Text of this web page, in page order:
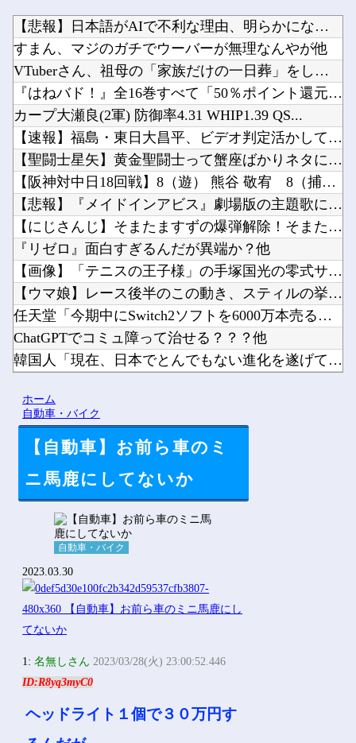
【悲報】日本語がAIで不利な理由、明らかになってしまう他
すまん、マジのガチでウーバーが無理なんやが他
VTuberさん、祖母の「家族だけの一日葬」をした結果ｗｗｗ...
『はねバド！』全16巻すべて「50％ポイント還元」セール！6...
カープ大瀬良(2軍) 防御率4.31 WHIP1.39 QS...
【速報】福島・東日大昌平、ビデオ判定活かして甲子園初勝利→い...
【聖闘士星矢】黄金聖闘士って蟹座ばかりネタにされますが牡牛座...
【阪神対中日18回戦】8（遊） 熊谷 敬宥 8（捕） 加藤 ...
【悲報】『メイドインアビス』劇場版の主題歌にVTuberが起...
【にじさんじ】そまたますずの爆弾解除！そまたま大げんかで草他
『リゼロ』面白すぎるんだが異端か？他
【画像】「テニスの王子様」の手塚国光の零式サーブ、ガチで強す...
【ウマ娘】レース後半のこの動き、スティルの挙動がやばすぎる。...
任天堂「今期中にSwitch2ソフトを6000万本売る（現在...
ChatGPTでコミュ障って治せる？？？他
韓国人「現在、日本でとんでもない進化を遂げている韓国料理がこ...
ホーム
自動車・バイク
【自動車】お前ら車のミ
ニ馬鹿にしてないか
自動車・バイク
2023.03.30
1:名無しさん 2023/03/28(火) 23:00:52.446
ID:R8yq3myC0
ヘッドライト１個で３０万円す